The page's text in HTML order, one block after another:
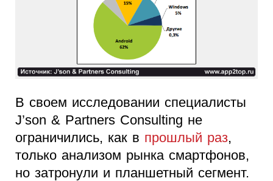
В своем исследовании специалисты
J’son & Partners Consulting не
ограничились, как в прошлый раз,
только анализом рынка смартфонов,
но затронули и планшетный сегмент.